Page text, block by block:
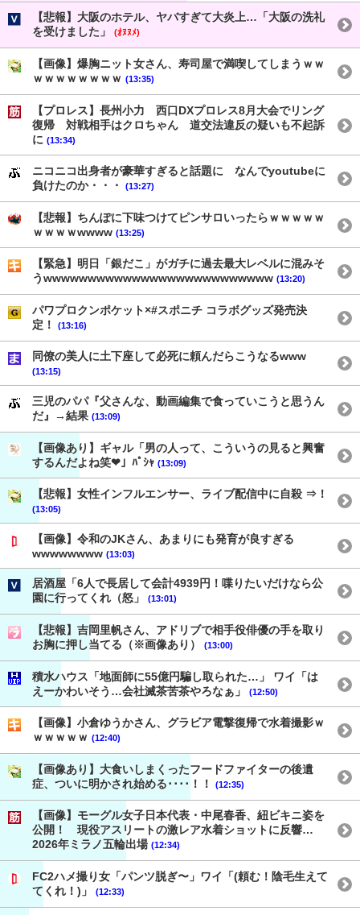
【悲報】大阪のホテル、ヤバすぎて大炎上…「大阪の洗礼
を受けました」
(ｵﾇﾇﾒ)
【画像】爆胸ニット女さん、寿司屋で満喫してしまうｗｗ
ｗｗｗｗｗｗｗｗ (13:35)
【プロレス】長州小力 西口DXプロレス8月大会でリング
復帰 対戦相手はクロちゃん 道交法違反の疑いも不起訴
に (13:34)
ニコニコ出身者が豪華すぎると話題に なんでyoutubeに
負けたのか・・・
(13:27)
【悲報】ちんぽに下味つけてピンサロいったらｗｗｗｗｗ
ｗｗｗｗwwww (13:25)
【緊急】明日「銀だこ」がガチに過去最大レベルに混みそ
うwwwwwwwwwwwwwwwwwwwwwwwwww (13:20)
パワプロクンポケット×#スポニチ コラボグッズ発売決
定！
(13:16)
同僚の美人に土下座して必死に頼んだらこうなるwww
(13:15)
三児のパパ『父さんな、動画編集で食っていこうと思うん
だ』→結果 (13:09)
【画像あり】ギャル「男の人って、こういうの見ると興奮
するんだよね笑❤」ﾊﾟｼｬ (13:09)
【悲報】女性インフルエンサー、ライブ配信中に自殺 ⇒！
(13:05)
【画像】令和のJKさん、あまりにも発育が良すぎる
wwwwwwww (13:03)
居酒屋「6人で長居して会計4939円！喋りたいだけなら公
園に行ってくれ（怒」
(13:01)
【悲報】吉岡里帆さん、アドリブで相手役俳優の手を取り
お胸に押し当てる（※画像あり）
(13:00)
積水ハウス「地面師に55億円騙し取られた…」 ワイ「は
えーかわいそう…会社滅茶苦茶やろなぁ」
(12:50)
【画像】小倉ゆうかさん、グラビア電撃復帰で水着撮影ｗ
ｗｗｗｗｗ (12:40)
【画像あり】大食いしまくったフードファイターの後遺
症、ついに明かされ始める････！！
(12:35)
【画像】モーグル女子日本代表・中尾春香、紐ビキニ姿を
公開！ 現役アスリートの激レア水着ショットに反響…
2026年ミラノ五輪出場 (12:34)
FC2ハメ撮り女「パンツ脱ぎ〜」ワイ「(頼む！陰毛生えて
てくれ！)」
(12:33)